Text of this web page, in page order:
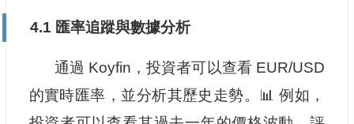
4.1 匯率追蹤與數據分析
通過 Koyfin，投資者可以查看 EUR/USD
的實時匯率，並分析其歷史走勢。📊 例如，